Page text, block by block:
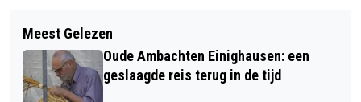
VANAVOND ZOMERAVONDCONCERT
KOOR SOUND '70 IN OVERHOVEN
HUBNER KOPT FORTUNA SITTARD
NAAR DE WINST TEGEN LIERSE SK
Meest Gelezen
Oude Ambachten Einighausen: een
geslaagde reis terug in de tijd